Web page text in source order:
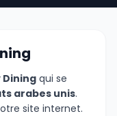
Dining qui se
arabes unis.
site internet.